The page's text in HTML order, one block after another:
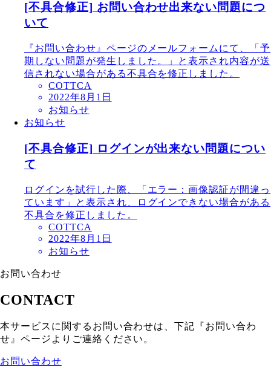
[不具合修正] お問い合わせ出来ない問題につ
いて
『お問い合わせ』ページのメールフォームにて、「予
期しない問題が発生しました。」と表示され内容が送
信されない場合がある不具合を修正しました。
COTTCA
2022年8月1日
お知らせ
お知らせ
[不具合修正] ログインが出来ない問題につい
て
ログインを試行した際、「エラー：画像認証が間違っ
ています」と表示され、ログインできない場合がある
不具合を修正しました。
COTTCA
2022年8月1日
お知らせ
お問い合わせ
CONTACT
本サービスに関するお問い合わせは、下記『お問い合わ
せ』ページよりご連絡ください。
お問い合わせ